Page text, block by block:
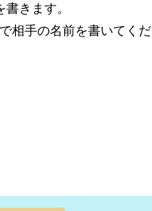
きます。
相手の名前を書いてくだ